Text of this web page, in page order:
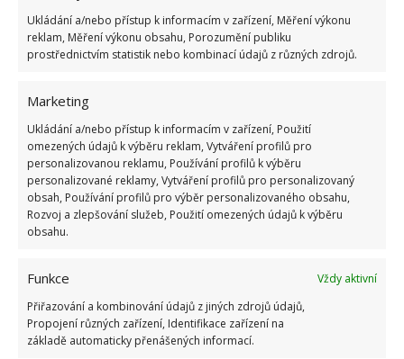
Ukládání a/nebo přístup k informacím v zařízení, Měření výkonu
reklam, Měření výkonu obsahu, Porozumění publiku
prostřednictvím statistik nebo kombinací údajů z různých zdrojů.
Marketing
Ukládání a/nebo přístup k informacím v zařízení, Použití
omezených údajů k výběru reklam, Vytváření profilů pro
personalizovanou reklamu, Používání profilů k výběru
personalizované reklamy, Vytváření profilů pro personalizovaný
obsah, Používání profilů pro výběr personalizovaného obsahu,
Rozvoj a zlepšování služeb, Použití omezených údajů k výběru
obsahu.
Funkce
Vždy aktivní
Přiřazování a kombinování údajů z jiných zdrojů údajů,
Propojení různých zařízení, Identifikace zařízení na
základě automaticky přenášených informací.
Připravenou směs nakonec nalijte do formy, kterou
dáte chladit na celý den do lednice.
Jakmile směs ve formě ztuhne, máte mýdlo
připravené k použití. Podle doporučení používejte
toto mýdlo na mastnou nebo smíšenou pleť dvakrát
denně. Ideálně ho tedy nanášejte ráno a večer na
navlhčenou pleť. Jelikož je aloe vera citlivé na
sluneční záření, nedoporučuje se použití tohoto
Stejně tak by ho neměli používat ani lidé s alergií na
latex.